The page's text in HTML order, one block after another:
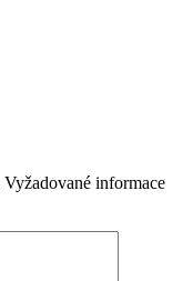
Vyžadované informace